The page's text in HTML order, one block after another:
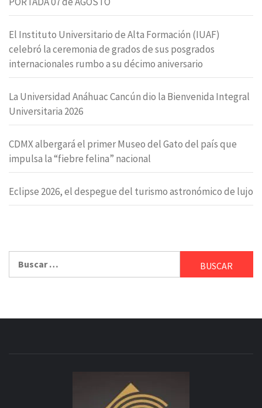
El Instituto Universitario de Alta Formación (IUAF)
celebró la ceremonia de grados de sus posgrados
internacionales rumbo a su décimo aniversario
La Universidad Anáhuac Cancún dio la Bienvenida Integral
Universitaria 2026
CDMX albergará el primer Museo del Gato del país que
impulsa la “fiebre felina” nacional
Eclipse 2026, el despegue del turismo astronómico de lujo